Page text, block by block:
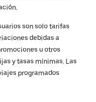
son solo tarifas
debidas a
u otros
y tasas mínimas. Las
programados